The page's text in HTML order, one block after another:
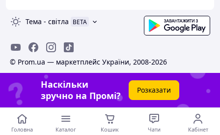
Тема - світла BETA
© Prom.ua — маркетплейс України, 2008-2026
Наскільки
зручно на Промі?
Розказати
Головна Каталог Кошик Чати Кабінет